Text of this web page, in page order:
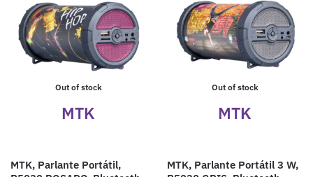
Out of stock
MTK
MTK, Parlante Portátil,
Out of stock
MTK
MTK, Parlante Portátil 3 W,